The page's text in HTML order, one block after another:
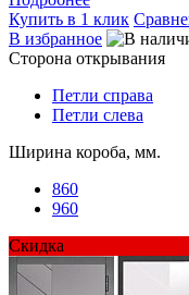
Купить в 1 клик
В избранное
Сторона открывания
Петли справа
Петли слева
Ширина короба, мм.
860
960
Скидка